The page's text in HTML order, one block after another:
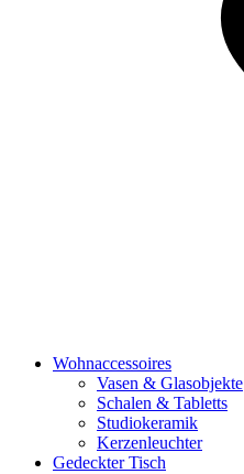
Wohnaccessoires
Vasen & Glasobjekte
Schalen & Tabletts
Studiokeramik
Kerzenleuchter
Gedeckter Tisch